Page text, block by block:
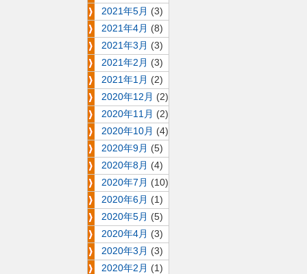
2021年5月 (3)
2021年4月 (8)
2021年3月 (3)
2021年2月 (3)
2021年1月 (2)
2020年12月 (2)
2020年11月 (2)
2020年10月 (4)
2020年9月 (5)
2020年8月 (4)
2020年7月 (10)
2020年6月 (1)
2020年5月 (5)
2020年4月 (3)
2020年3月 (3)
2020年2月 (1)